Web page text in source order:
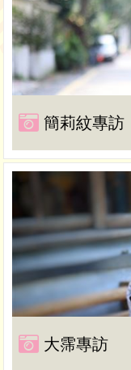
簡莉紋專訪
大霈專訪